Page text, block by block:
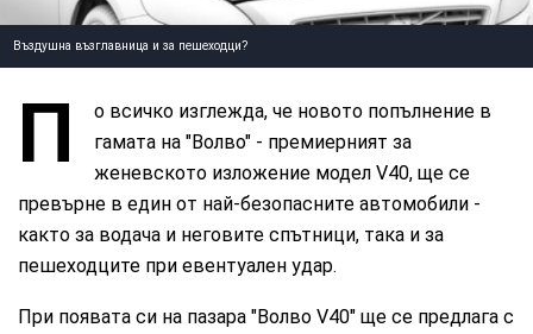
Въздушна възглавница и за пешеходци?
П
о всичко изглежда, че новото попълнение в
гамата на "Волво" - премиерният за
женевското изложение модел V40, ще се
превърне в един от най-безопасните автомобили -
както за водача и неговите спътници, така и за
пешеходците при евентуален удар.
При появата си на пазара "Волво V40" ще се предлага с